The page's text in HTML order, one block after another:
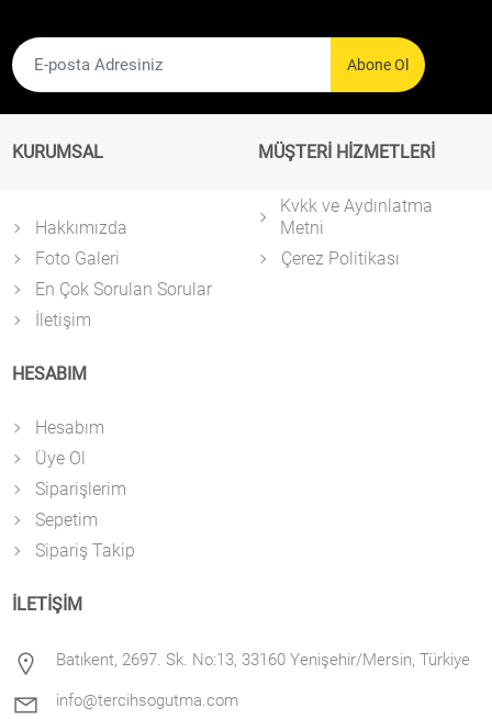
Abone Ol
KURUMSAL
Hakkımızda
Foto Galeri
En Çok Sorulan Sorular
İletişim
MÜŞTERİ HİZMETLERİ
Kvkk ve Aydınlatma
Metni
Çerez Politikası
HESABIM
Hesabım
Üye Ol
Siparişlerim
Sepetim
Sipariş Takip
İLETİŞİM
Batıkent, 2697. Sk. No:13, 33160 Yenişehir/Mersin, Türkiye
info@tercihsogutma.com